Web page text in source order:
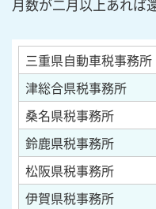
月数が二月以上あれば
三重県自動車税事務所
津総合県税事務所
桑名県税事務所
鈴鹿県税事務所
松阪県税事務所
伊賀県税事務所